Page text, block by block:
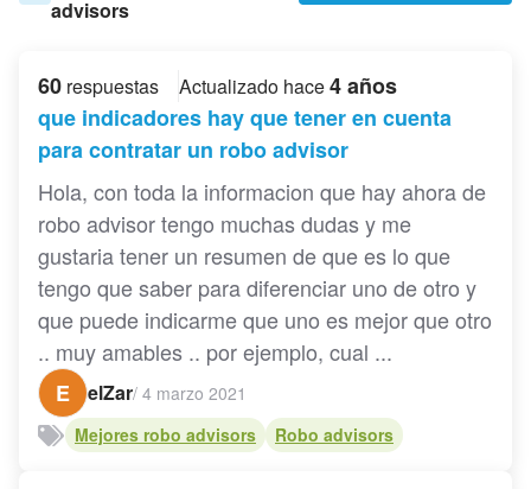
advisors
60 respuestas Actualizado hace4 años
que indicadores hay que tener en cuenta
para contratar un robo advisor
Hola, con toda la informacion que hay ahora de
robo advisor tengo muchas dudas y me
gustaria tener un resumen de que es lo que
tengo que saber para diferenciar uno de otro y
que puede indicarme que uno es mejor que otro
.. muy amables .. por ejemplo, cual ...
E
elZar/ 4 marzo 2021
Mejores robo advisors
Robo advisors